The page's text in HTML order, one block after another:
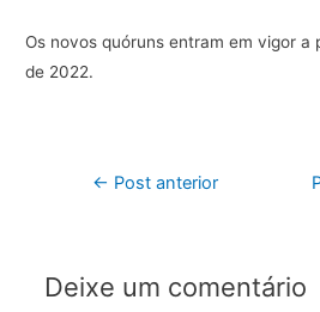
Os novos quóruns entram em vigor
de 2022.
Navegação
← Post anterior
Deixe um comentário